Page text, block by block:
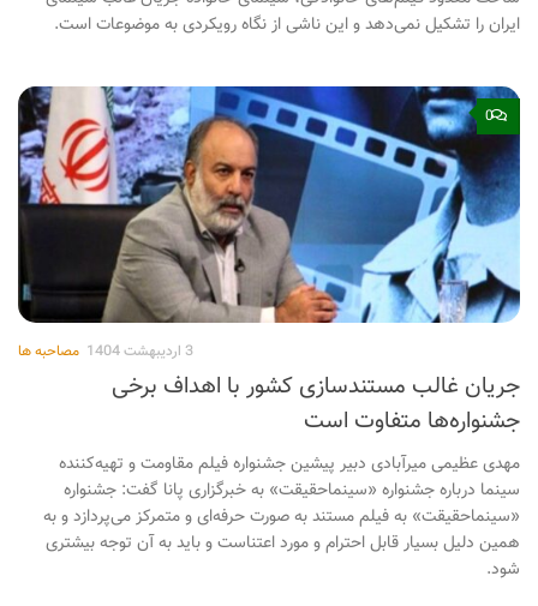
ایران را تشکیل نمی‌دهد و این ناشی از نگاه رویکردی به موضوعات است.
0
مصاحبه ها 3 اردیبهشت 1404
جریان غالب مستندسازی کشور با اهداف برخی
جشنواره‌ها متفاوت است
مهدی عظیمی میرآبادی دبیر پیشین جشنواره فیلم مقاومت و تهیه‌کننده
سینما درباره جشنواره «سینماحقیقت» به خبرگزاری پانا گفت: جشنواره
«سینماحقیقت» به فیلم مستند به صورت حرفه‌ای و متمرکز می‌پردازد و به
همین دلیل بسیار قابل احترام و مورد اعتناست و باید به آن توجه بیشتری
شود.